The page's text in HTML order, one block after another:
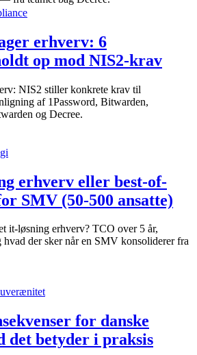
erhverv: 6
op mod NIS2-krav
NIS2 stiller konkrete krav til
af 1Password, Bitwarden,
og Decree.
erhverv eller best-of-
SMV (50-500 ansatte)
it-løsning erhverv? TCO over 5 år,
hvad der sker når en SMV konsoliderer fra
for danske
det betyder i praksis